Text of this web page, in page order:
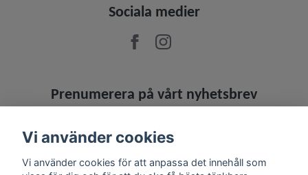
Sociala medier
Prenumerera på vårt nyhetsbrev
Vi använder cookies
Vi använder cookies för att anpassa det innehåll som